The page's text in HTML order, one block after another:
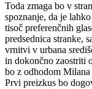
Toda zmaga bo v
spoznanje, da je
tisoč preferenčnih
predsednica stranke,
vrnitvi v urbana
in dokončno zaostriti
bo z odhodom
Prvi preizkus bo